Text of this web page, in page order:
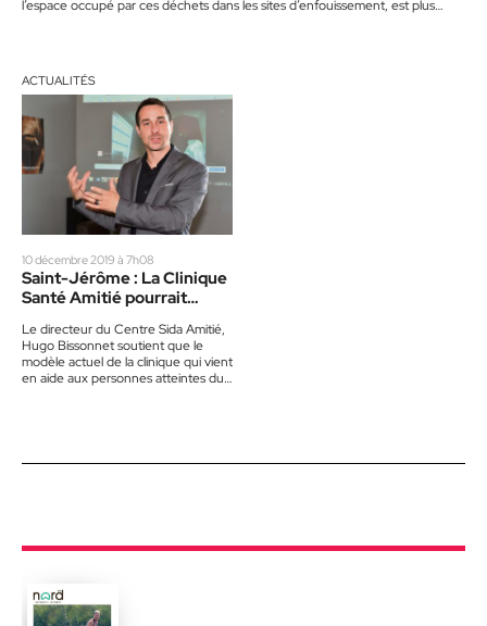
l’espace occupé par ces déchets dans les sites d’enfouissement, est plus
ACTUALITÉS
10 décembre 2019 à 7h08
Saint-Jérôme : La Clinique
Santé Amitié pourrait
Le directeur du Centre Sida Amitié,
Hugo Bissonnet soutient que le
modèle actuel de la clinique qui vient
en aide aux personnes atteintes du